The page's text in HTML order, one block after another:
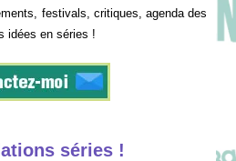
festivals, critiques, agenda des
idées en séries !
séries !